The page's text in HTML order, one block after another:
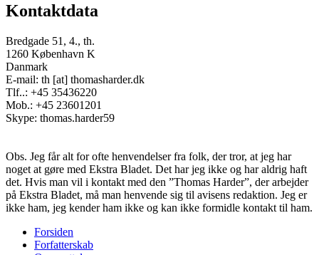
Kontaktdata
Bredgade 51, 4., th.
1260 København K
Danmark
E-mail: th [at] thomasharder.dk
Tlf..: +45 35436220
Mob.: +45 23601201
Skype: thomas.harder59
Obs. Jeg får alt for ofte henvendelser fra folk, der tror, at jeg har
noget at gøre med Ekstra Bladet. Det har jeg ikke og har aldrig haft
det. Hvis man vil i kontakt med den ”Thomas Harder”, der arbejder
på Ekstra Bladet, må man henvende sig til avisens redaktion. Jeg er
ikke ham, jeg kender ham ikke og kan ikke formidle kontakt til ham.
Footer
Forsiden
Forfatterskab